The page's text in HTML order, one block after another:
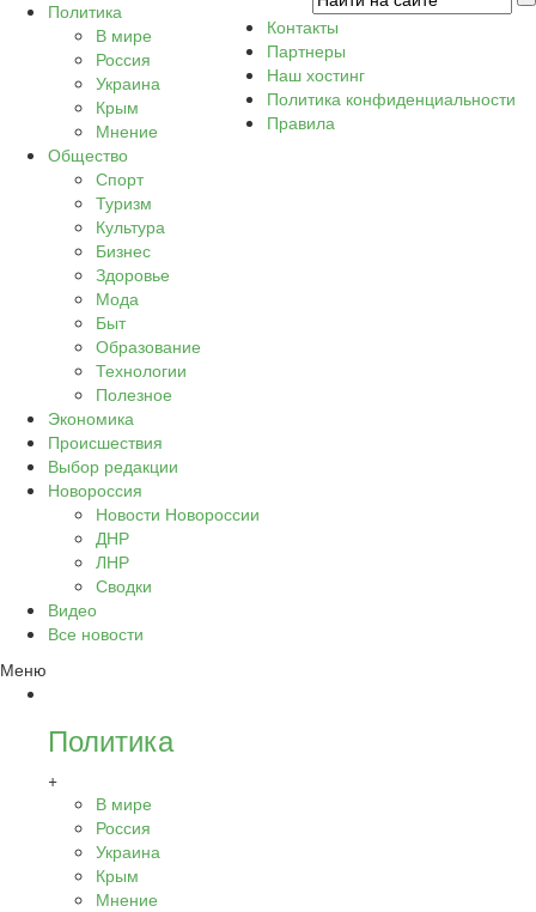
Политика
В мире
Россия
Украина
Крым
Мнение
Общество
Спорт
Туризм
Культура
Бизнес
Здоровье
Мода
Быт
Образование
Технологии
Полезное
Экономика
Происшествия
Выбор редакции
Новороссия
Новости Новороссии
ДНР
ЛНР
Сводки
Видео
Все новости
Меню
Политика
+
В мире
Россия
Украина
Крым
Мнение
Контакты
Партнеры
Наш хостинг
Политика конфиденциальности
Правила